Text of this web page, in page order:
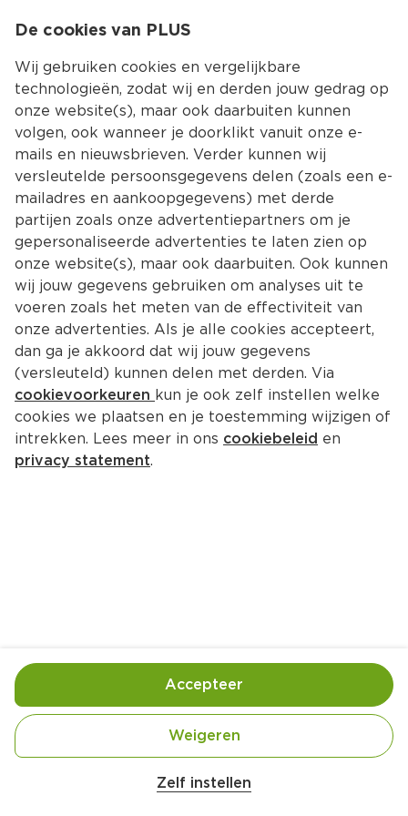
Kies jouw
Terug Producten
Andrélon Pro nature conditioner
shea SOS repair
Alle Andrélon
Geldig van woensdag 29 juli tot en met dinsdag 4
De cookies van PLUS
Wij gebruiken cookies en vergelijkbare
technologieën, zodat wij en derden jouw gedrag op
onze website(s), maar ook daarbuiten kunnen
volgen, ook wanneer je doorklikt vanuit onze e-
mails en nieuwsbrieven. Verder kunnen wij
versleutelde persoonsgegevens delen (zoals een e-
mailadres en aankoopgegevens) met derde
partijen zoals onze advertentiepartners om je
gepersonaliseerde advertenties te laten zien op
onze website(s), maar ook daarbuiten. Ook kunnen
wij jouw gegevens gebruiken om analyses uit te
voeren zoals het meten van de effectiviteit van
onze advertenties. Als je alle cookies accepteert,
dan ga je akkoord dat wij jouw gegevens
(versleuteld) kunnen delen met derden. Via
cookievoorkeuren kun je ook zelf instellen welke
cookies we plaatsen en je toestemming wijzigen of
intrekken. Lees meer in ons cookiebeleid en
privacy statement.
Zelf instellen
Weigeren
Accepteer